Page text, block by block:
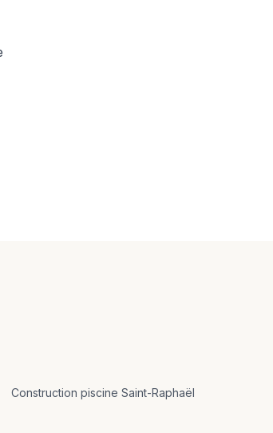
Construction piscine Saint-Raphaël